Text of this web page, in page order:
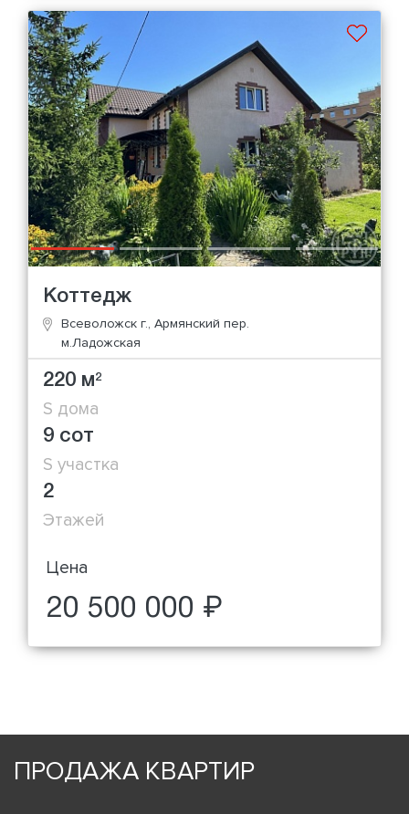
Коттедж
Всеволожск г., Армянский пер.
м.Ладожская
220 м2
S дома
9 сот
S участка
2
Этажей
Цена
20 500 000 ₽
ПРОДАЖА КВАРТИР